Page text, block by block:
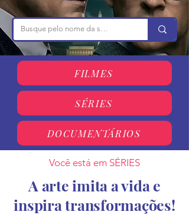
FILMES
SÉRIES
DOCUMENTÁRIOS
Você está em SÉRIES
A arte imita a vida e
inspira transformações!